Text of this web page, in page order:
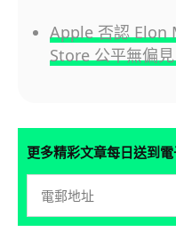
Apple 否認
Store 公平無偏
更多精彩文章每日送到